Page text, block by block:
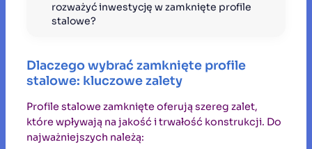
rozważyć inwestycję w zamknięte profile
stalowe?
Dlaczego wybrać zamknięte profile
stalowe: kluczowe zalety
Profile stalowe zamknięte oferują szereg zalet,
które wpływają na jakość i trwałość konstrukcji. Do
najważniejszych należą: